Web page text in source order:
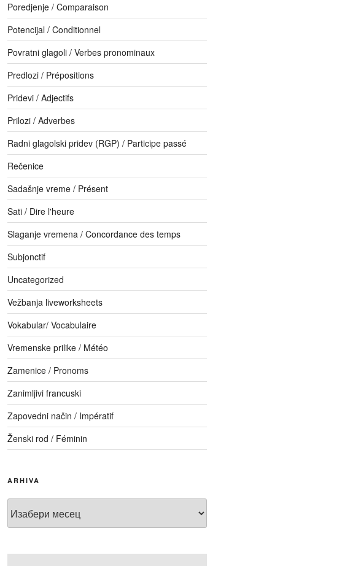
Poredjenje / Comparaison
Potencijal / Conditionnel
Povratni glagoli / Verbes pronominaux
Predlozi / Prépositions
Pridevi / Adjectifs
Prilozi / Adverbes
Radni glagolski pridev (RGP) / Participe passé
Rečenice
Sadašnje vreme / Présent
Sati / Dire l'heure
Slaganje vremena / Concordance des temps
Subjonctif
Uncategorized
Vežbanja liveworksheets
Vokabular/ Vocabulaire
Vremenske prilike / Météo
Zamenice / Pronoms
Zanimljivi francuski
Zapovedni način / Impératif
Ženski rod / Féminin
ARHIVA